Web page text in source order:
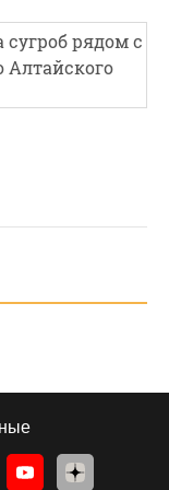
сугроб рядом с
Алтайского